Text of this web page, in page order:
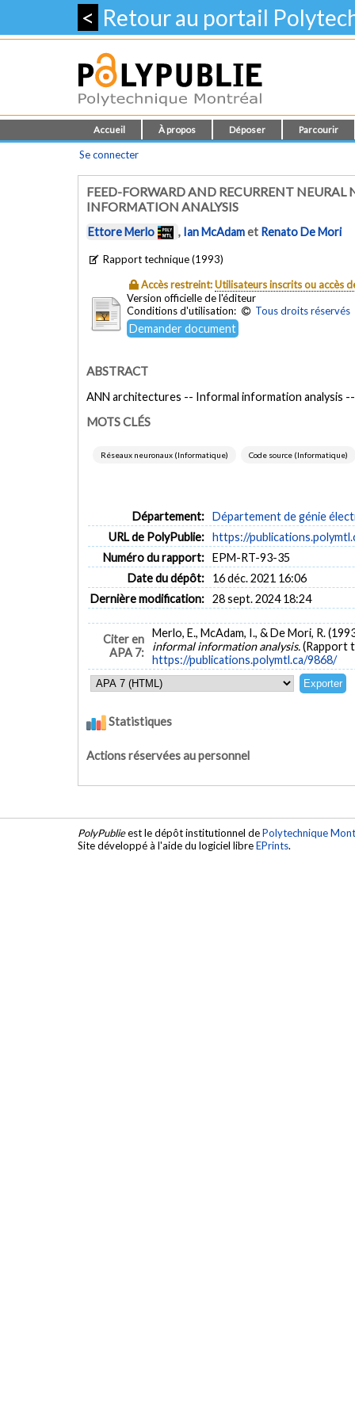
< Retour au portail
Accueil À propos Déposer Parcourir
Se connecter
FEED-FORWARD AND RECURRENT
INFORMATION ANALYSIS
Ettore Merlo , Ian McAdamet Renato De Mori
Rapport technique (1993)
Accès restreint:Utilisateurs inscrits ou accès
Version officielle de l'éditeur
Conditions d'utilisation:
Tous droits réservés
Demander document
ABSTRACT
ANN architectures -- Informal information analysis
MOTS CLÉS
Réseaux neuronaux (Informatique) Code source (Informatique)
Département: Département de génie
URL de PolyPublie: https://
Numéro du rapport: EPM-RT-93-35
Date du dépôt:
16 déc. 2021 16:06
Dernière modification: 28 sept. 2024 18:24
Citer en
APA 7:
Merlo, E., McAdam, I., & De Mori, R.
informal information analysis.(Rapport
https://publications.polymtl.ca/9868/
Statistiques
Actions réservées au personnel
PolyPublieest le dépôt institutionnel dePolytechnique
Site développé à l'aide du logiciel libreEPrints.